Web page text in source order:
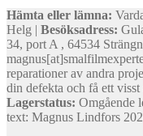
Hämta eller lämna:
Helg | Besöksadress:
34, port A , 64534
reparationer av andra
din defekta och få ett
Lagerstatus: Omgående
text: Magnus Lindfors